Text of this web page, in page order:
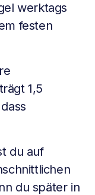
werktags
festen
1,5
du auf
du später in